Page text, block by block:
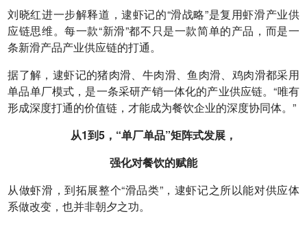
刘晓红进一步解释道，逮虾记的“滑战略”是复用虾滑产业供
应链思维。每一款“新滑”都不只是一款简单的产品，而是一
条新滑产品产业供应链的打通。
据了解，逮虾记的猪肉滑、牛肉滑、鱼肉滑、鸡肉滑都采用
单品单厂模式，是一条采研产销一体化的产业供应链。“唯有
形成深度打通的价值链，才能成为餐饮企业的深度协同体。”
从1到5，“单厂单品”矩阵式发展，
强化对餐饮的赋能
从做虾滑，到拓展整个“滑品类”，逮虾记之所以能对供应体
系做改变，也并非朝夕之功。